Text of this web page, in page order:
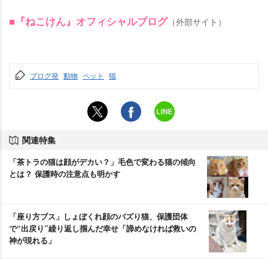
■『ねこけん』オフィシャルブログ（外部サイト）
ブログ発 動物 ペット 猫
関連特集
「茶トラの猫は顔がデカい？」毛色で変わる猫の傾向
とは？ 保護時の注意点も明かす
「座り方ブス」しょぼくれ顔のバズり猫、保護団体
で“出戻り”繰り返し掴んだ幸せ「諦めなければ救いの
神が現れる」